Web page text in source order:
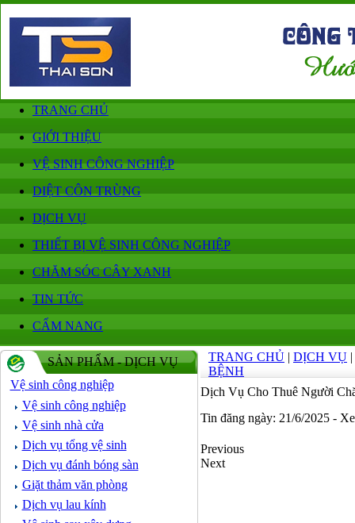
TRANG CHỦ
GIỚI THIỆU
VỆ SINH CÔNG NGHIỆP
DIỆT CÔN TRÙNG
DỊCH VỤ
THIẾT BỊ VỆ SINH CÔNG NGHIỆP
CHĂM SÓC CÂY XANH
TIN TỨC
CẨM NANG
SẢN PHẨM - DỊCH VỤ
Vệ sinh công nghiệp
Vệ sinh công nghiệp
Vệ sinh nhà cửa
Dịch vụ tổng vệ sinh
Dịch vụ đánh bóng sàn
Giặt thảm văn phòng
Dịch vụ lau kính
TRANG CHỦ | DỊCH VỤ |
BỆNH
Dịch Vụ Cho Thuê Người
Tin đăng ngày: 21/6/2025 -
Previous
Next